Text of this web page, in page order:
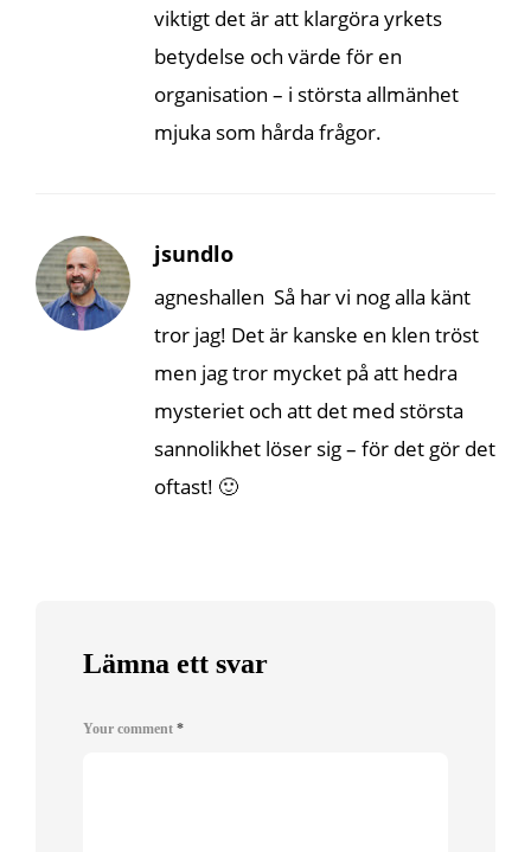
viktigt det är att klargöra yrkets
betydelse och värde för en
organisation – i största allmänhet
mjuka som hårda frågor.
jsundlo
agneshallen Så har vi nog alla känt
tror jag! Det är kanske en klen tröst
men jag tror mycket på att hedra
mysteriet och att det med största
sannolikhet löser sig – för det gör det
oftast! 🙂
Lämna ett svar
Your comment *